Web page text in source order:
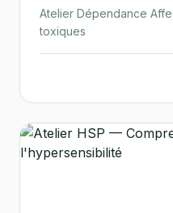
Atelier Dépendance
toxiques